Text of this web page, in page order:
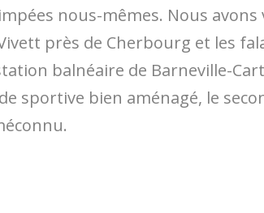
nous-mêmes. Nous avons
près de Cherbourg et les
balnéaire de Barneville-
sportive bien aménagé, le